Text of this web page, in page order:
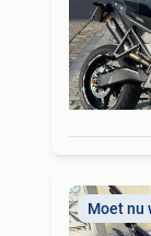
Moet nu